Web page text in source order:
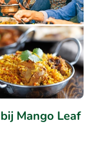
Mango Leaf